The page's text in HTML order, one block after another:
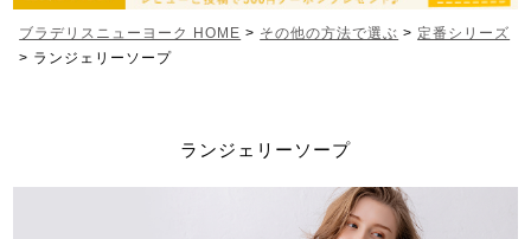
ブラデリスニューヨーク HOME その他の方法で選ぶ
定番シリーズ
ランジェリーソープ
ランジェリーソープ